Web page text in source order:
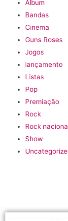
Álbum
Bandas
Cinema
Guns Roses
Jogos
lançamento
Listas
Pop
Premiação
Rock
Rock
Show